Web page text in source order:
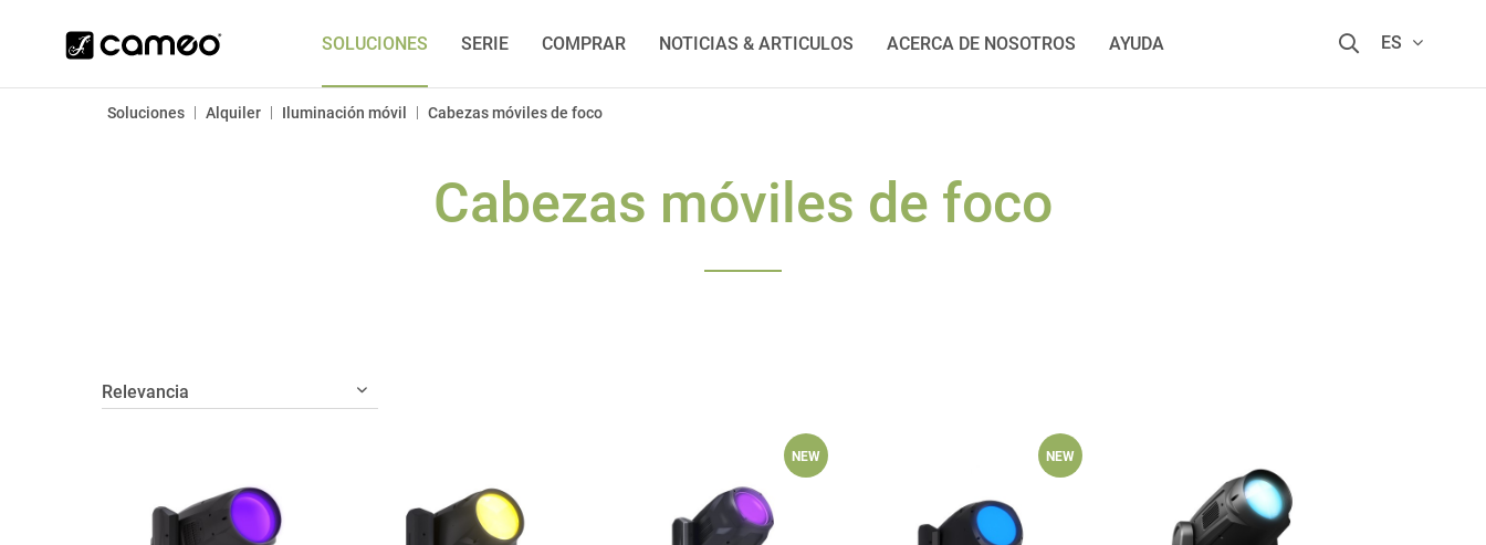
SOLUCIONES SERIE COMPRAR NOTICIAS & ARTICULOS ACERCA DE NOSOTROS AYUDA ES
Soluciones | Alquiler | Iluminación móvil | Cabezas móviles de foco
Cabezas móviles de foco
NEW NEW